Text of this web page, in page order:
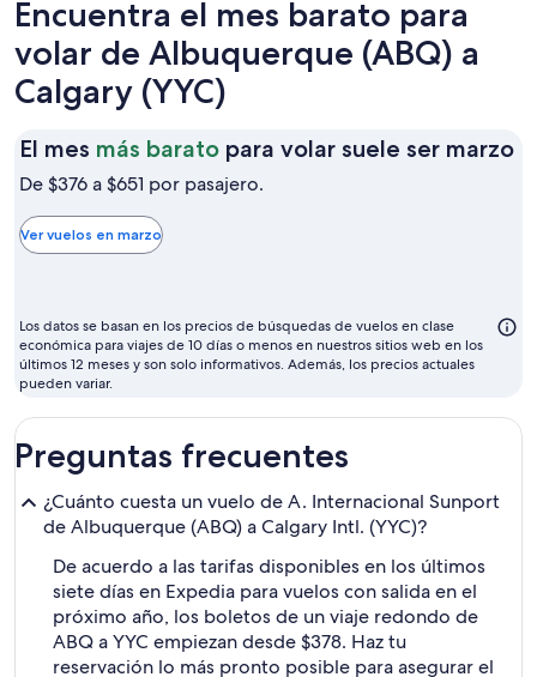
Encuentra el mes barato para
volar de Albuquerque (ABQ) a
Calgary (YYC)
El mes más barato para volar suele ser marzoEl
De $376 a $651 por pasajero.
Ver vuelos en marzo
Los datos se basan en los precios de búsquedas de vuelos en clase
económica para viajes de 10 días o menos en nuestros sitios web en los
últimos 12 meses y son solo informativos. Además, los precios actuales
pueden variar.
Preguntas frecuentes
¿Cuánto cuesta un vuelo de A. Internacional Sunport
de Albuquerque (ABQ) a Calgary Intl. (YYC)?
De acuerdo a las tarifas disponibles en los últimos
siete días en Expedia para vuelos con salida en el
próximo año, los boletos de un viaje redondo de
ABQ a YYC empiezan desde $378. Haz tu
reservación lo más pronto posible para asegurar el